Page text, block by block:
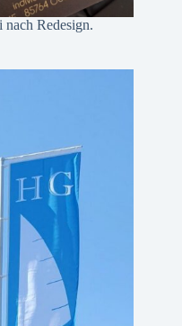
Redesign.